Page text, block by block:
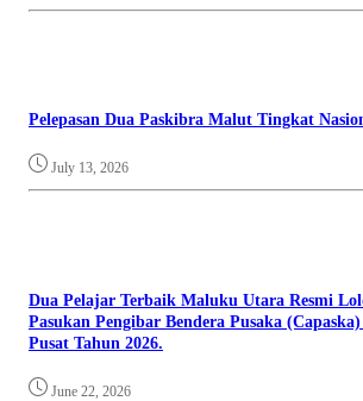
Pelepasan Dua Paskibra Malut Tingkat
July 13, 2026
Dua Pelajar Terbaik Maluku Utara Resmi
Pasukan Pengibar Bendera Pusaka
Pusat Tahun 2026.
June 22, 2026